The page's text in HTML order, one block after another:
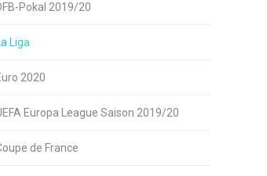
Pokal 2019/20
Liga
2020
Europa League Saison 2019/20
de France